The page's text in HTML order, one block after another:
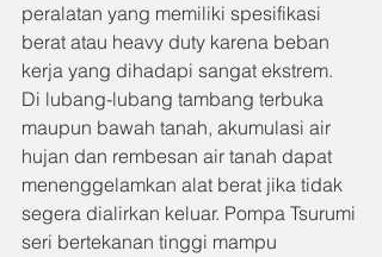
peralatan yang memiliki spesifikasi
berat atau heavy duty karena beban
kerja yang dihadapi sangat ekstrem.
Di lubang-lubang tambang terbuka
maupun bawah tanah, akumulasi air
hujan dan rembesan air tanah dapat
menenggelamkan alat berat jika tidak
segera dialirkan keluar. Pompa Tsurumi
seri bertekanan tinggi mampu